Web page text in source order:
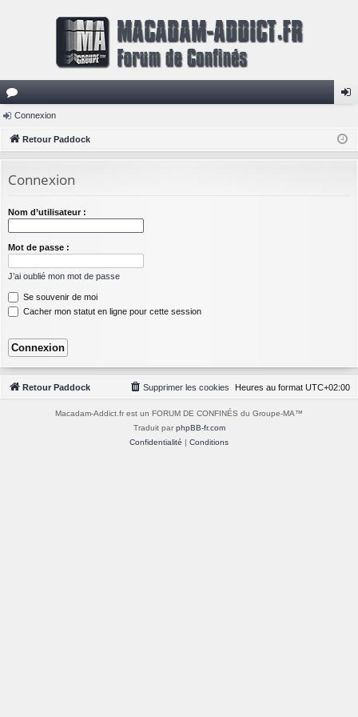
or
u
s
ne
Connexion
Retour Paddock
Connexion
Nom d’utilisateur :
Mot de passe :
J’ai oublié mon mot de passe
Se souvenir de moi
Cacher mon statut en ligne pour cette session
Retour Paddock Heures au format UTC+02:00
Supprimer les cookies
Macadam-Addict.fr est un FORUM DE CONFINÉS du Groupe-MA™
Traduit par phpBB-fr.com
Confidentialité | Conditions